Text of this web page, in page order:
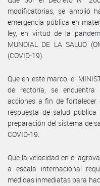
modificatorias, se amplió
emergencia pública en
ley, en virtud de la
MUNDIAL DE LA SALUD
(COVID-19).
Que en este marco, el
de rectoría, se encuentra
acciones a fin de fortalecer
respuesta de salud
preparación del sistema de
COVID-19.
Que la velocidad en el
a escala internacional
medidas inmediatas para